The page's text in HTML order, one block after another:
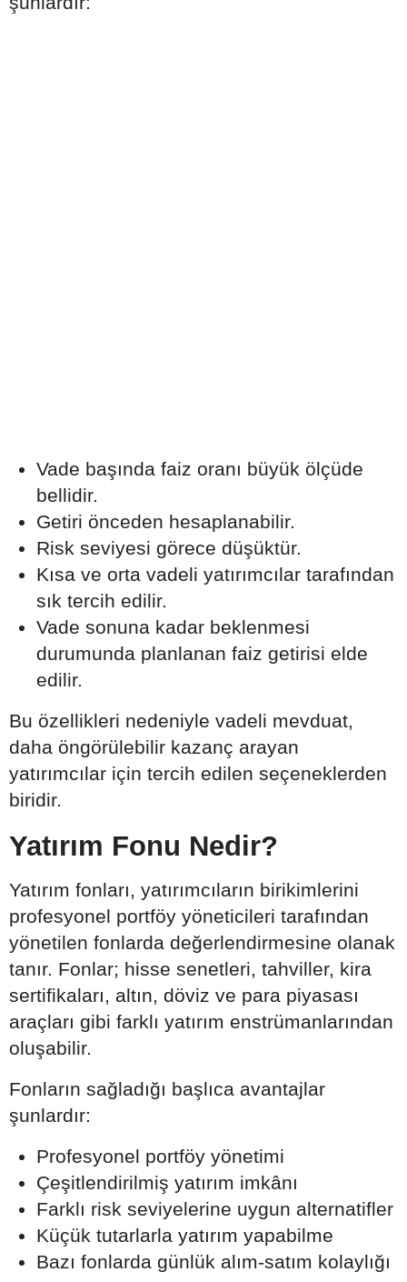
Vade başında faiz oranı büyük ölçüde
bellidir.
Getiri önceden hesaplanabilir.
Risk seviyesi görece düşüktür.
Kısa ve orta vadeli yatırımcılar tarafından
sık tercih edilir.
Vade sonuna kadar beklenmesi
durumunda planlanan faiz getirisi elde
edilir.
Bu özellikleri nedeniyle vadeli mevduat,
daha öngörülebilir kazanç arayan
yatırımcılar için tercih edilen seçeneklerden
biridir.
Yatırım Fonu Nedir?
Yatırım fonları, yatırımcıların birikimlerini
profesyonel portföy yöneticileri tarafından
yönetilen fonlarda değerlendirmesine olanak
tanır. Fonlar; hisse senetleri, tahviller, kira
sertifikaları, altın, döviz ve para piyasası
araçları gibi farklı yatırım enstrümanlarından
oluşabilir.
Fonların sağladığı başlıca avantajlar
şunlardır:
Profesyonel portföy yönetimi
Çeşitlendirilmiş yatırım imkânı
Farklı risk seviyelerine uygun alternatifler
Küçük tutarlarla yatırım yapabilme
Bazı fonlarda günlük alım-satım kolaylığı